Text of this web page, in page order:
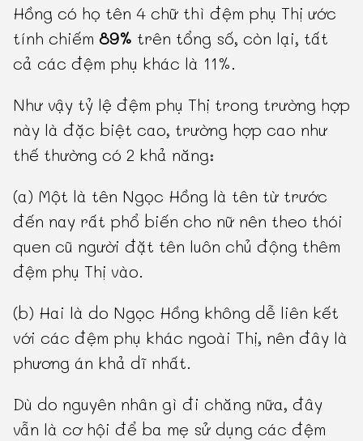
Hồng có họ tên 4 chữ thì đệm phụ Thị ước
tính chiếm 89% trên tổng số, còn lại, tất
cả các đệm phụ khác là 11%.
Như vậy tỷ lệ đệm phụ Thị trong trường hợp
này là đặc biệt cao, trường hợp cao như
thế thường có 2 khả năng:
(a) Một là tên Ngọc Hồng là tên từ trước
đến nay rất phổ biến cho nữ nên theo thói
quen cũ người đặt tên luôn chủ động thêm
đệm phụ Thị vào.
(b) Hai là do Ngọc Hồng không dễ liên kết
với các đệm phụ khác ngoài Thị, nên đây là
phương án khả dĩ nhất.
Dù do nguyên nhân gì đi chăng nữa, đây
vẫn là cơ hội để ba mẹ sử dụng các đệm